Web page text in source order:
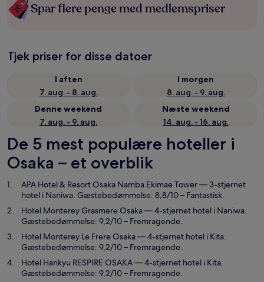
Spar flere penge med medlemspriser
Tjek priser for disse datoer
I aften
7. aug. - 8. aug.
I morgen
8. aug. - 9. aug.
Denne weekend
7. aug. - 9. aug.
Næste weekend
14. aug. - 16. aug.
De 5 mest populære hoteller i
Osaka – et overblik
APA Hotel & Resort Osaka Namba Ekimae Tower— 3-stjernet
hotel i Naniwa. Gæstebedømmelse: 8,8/10 – Fantastisk.
Hotel Monterey Grasmere Osaka— 4-stjernet hotel i Naniwa.
Gæstebedømmelse: 9,2/10 – Fremragende.
Hotel Monterey Le Frere Osaka— 4-stjernet hotel i Kita.
Gæstebedømmelse: 9,2/10 – Fremragende.
Hotel Hankyu RESPIRE OSAKA— 4-stjernet hotel i Kita.
Gæstebedømmelse: 9,2/10 – Fremragende.